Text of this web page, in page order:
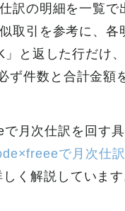
訳の明細を一覧で
取引を参考に、
」と返した行だけ
ず件数と合計金額
月次仕訳を回す
で月次仕
しく解説しています